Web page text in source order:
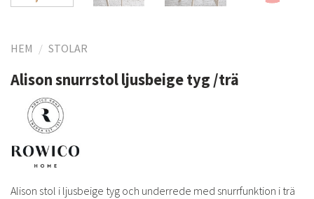
HEM / STOLAR
Alison snurrstol ljusbeige tyg /trä
Alison stol i ljusbeige tyg och underrede med snurrfunktion i trä